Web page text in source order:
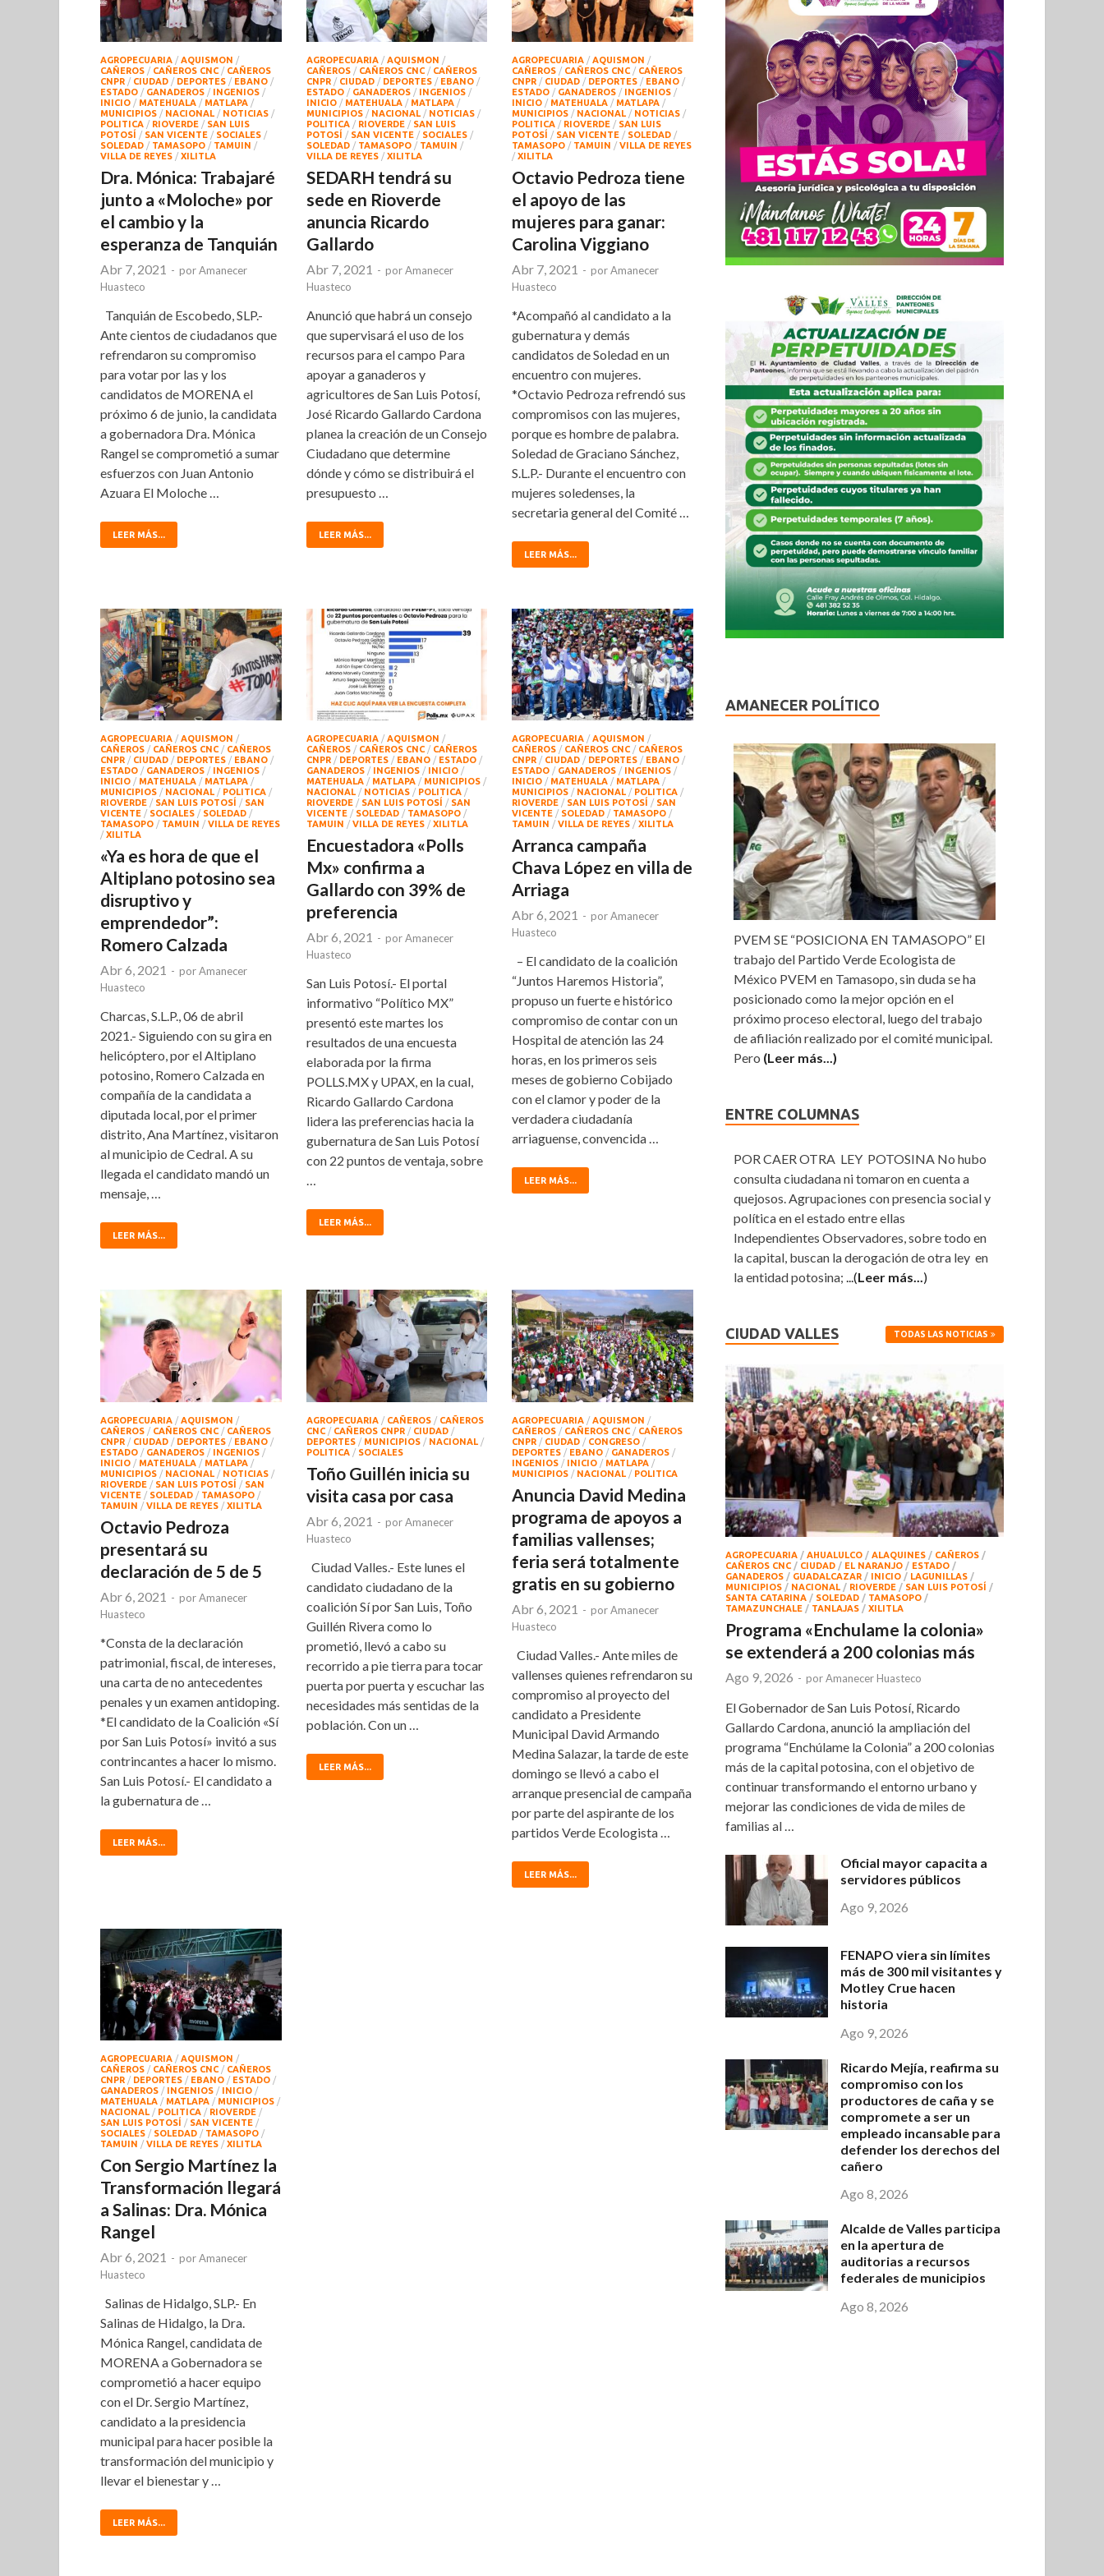
AGROPECUARIA / AQUISMON /
CAÑEROS / CAÑEROS CNC / CAÑEROS
CNPR / CIUDAD / DEPORTES / EBANO /
ESTADO / GANADEROS / INGENIOS /
INICIO / MATEHUALA / MATLAPA /
MUNICIPIOS / NACIONAL / NOTICIAS /
POLITICA / RIOVERDE / SAN LUIS
POTOSÍ / SAN VICENTE / SOCIALES /
SOLEDAD / TAMASOPO / TAMUIN /
VILLA DE REYES / XILITLA
Dra. Mónica: Trabajaré
junto a «Moloche» por
el cambio y la
esperanza de Tanquián
Abr 7, 2021 - porAmanecer
Huasteco
Tanquián de Escobedo, SLP.-
Ante cientos de ciudadanos que
refrendaron su compromiso
para votar por las y los
candidatos de MORENA el
próximo 6 de junio, la candidata
a gobernadora Dra. Mónica
Rangel se comprometió a sumar
esfuerzos con Juan Antonio
Azuara El Moloche …
LEER MÁS...
AGROPECUARIA/ AQUISMON /
CAÑEROS/ CAÑEROS CNC/ CAÑEROS
CNPR/ CIUDAD/ DEPORTES/ EBANO/
ESTADO/ GANADEROS/ INGENIOS/
INICIO/ MATEHUALA/ MATLAPA/
MUNICIPIOS/ NACIONAL/ NOTICIAS/
POLITICA/ RIOVERDE/ SAN LUIS
POTOSÍ / SAN VICENTE/ SOCIALES/
SOLEDAD/ TAMASOPO/ TAMUIN /
VILLA DE REYES/ XILITLA
SEDARH tendrá su
sede en Rioverde
anuncia Ricardo
Gallardo
Abr 7, 2021 - porAmanecer
Huasteco
Anunció que habrá un consejo
que supervisará el uso de los
recursos para el campo Para
apoyar a ganaderos y
agricultores de San Luis Potosí,
José Ricardo Gallardo Cardona
planea la creación de un Consejo
Ciudadano que determine
dónde y cómo se distribuirá el
presupuesto …
LEER MÁS...
AGROPECUARIA /AQUISMON /
CAÑEROS / CAÑEROS CNC / CAÑEROS
CNPR / CIUDAD / DEPORTES / EBANO /
ESTADO / GANADEROS / INGENIOS /
INICIO / MATEHUALA / MATLAPA /
MUNICIPIOS / NACIONAL / NOTICIAS /
POLITICA / RIOVERDE / SAN LUIS
POTOSÍ / SAN VICENTE / SOLEDAD /
TAMASOPO / TAMUIN /VILLA DE REYES
/XILITLA
Octavio Pedroza tiene
el apoyo de las
mujeres para ganar:
Carolina Viggiano
Abr 7, 2021 - porAmanecer
Huasteco
*Acompañó al candidato a la
gubernatura y demás
candidatos de Soledad en un
encuentro con mujeres.
*Octavio Pedroza refrendó sus
compromisos con las mujeres,
porque es hombre de palabra.
Soledad de Graciano Sánchez,
S.L.P.- Durante el encuentro con
mujeres soledenses, la
secretaria general del Comité …
LEER MÁS...
AGROPECUARIA / AQUISMON /
CAÑEROS / CAÑEROS CNC / CAÑEROS
CNPR / CIUDAD / DEPORTES / EBANO /
ESTADO / GANADEROS / INGENIOS /
INICIO / MATEHUALA / MATLAPA /
MUNICIPIOS / NACIONAL / POLITICA /
RIOVERDE / SAN LUIS POTOSÍ / SAN
VICENTE / SOCIALES / SOLEDAD /
TAMASOPO / TAMUIN / VILLA DE REYES
/ XILITLA
«Ya es hora de que el
Altiplano potosino sea
disruptivo y
emprendedor”:
Romero Calzada
Abr 6, 2021 - porAmanecer
Huasteco
Charcas, S.L.P., 06 de abril
2021.- Siguiendo con su gira en
helicóptero, por el Altiplano
potosino, Romero Calzada en
compañía de la candidata a
diputada local, por el primer
distrito, Ana Martínez, visitaron
al municipio de Cedral. A su
llegada el candidato mandó un
mensaje, …
LEER MÁS...
AGROPECUARIA/ AQUISMON /
CAÑEROS/ CAÑEROS CNC/ CAÑEROS
CNPR/ DEPORTES/ EBANO/ ESTADO/
GANADEROS/ INGENIOS/ INICIO/
MATEHUALA/ MATLAPA/ MUNICIPIOS/
NACIONAL/ NOTICIAS/ POLITICA/
RIOVERDE/ SAN LUIS POTOSÍ / SAN
VICENTE/ SOLEDAD/ TAMASOPO/
TAMUIN / VILLA DE REYES/ XILITLA
Encuestadora «Polls
Mx» confirma a
Gallardo con 39% de
preferencia
Abr 6, 2021 - porAmanecer
Huasteco
San Luis Potosí.- El portal
informativo “Político MX”
presentó este martes los
resultados de una encuesta
elaborada por la firma
POLLS.MX y UPAX, en la cual,
Ricardo Gallardo Cardona
lidera las preferencias hacia la
gubernatura de San Luis Potosí
con 22 puntos de ventaja, sobre
…
LEER MÁS...
AGROPECUARIA /AQUISMON /
CAÑEROS / CAÑEROS CNC / CAÑEROS
CNPR / CIUDAD / DEPORTES / EBANO /
ESTADO / GANADEROS / INGENIOS /
INICIO / MATEHUALA / MATLAPA /
MUNICIPIOS / NACIONAL / POLITICA /
RIOVERDE / SAN LUIS POTOSÍ / SAN
VICENTE / SOLEDAD / TAMASOPO /
TAMUIN /VILLA DE REYES /XILITLA
Arranca campaña
Chava López en villa de
Arriaga
Abr 6, 2021 - porAmanecer
Huasteco
– El candidato de la coalición
“Juntos Haremos Historia”,
propuso un fuerte e histórico
compromiso de contar con un
Hospital de atención las 24
horas, en los primeros seis
meses de gobierno Cobijado
con el clamor y poder de la
verdadera ciudadanía
arriaguense, convencida …
LEER MÁS...
AGROPECUARIA / AQUISMON /
CAÑEROS / CAÑEROS CNC / CAÑEROS
CNPR / CIUDAD / DEPORTES / EBANO /
ESTADO / GANADEROS / INGENIOS /
INICIO / MATEHUALA / MATLAPA /
MUNICIPIOS / NACIONAL / NOTICIAS /
RIOVERDE / SAN LUIS POTOSÍ / SAN
VICENTE / SOLEDAD / TAMASOPO /
TAMUIN / VILLA DE REYES / XILITLA
Octavio Pedroza
presentará su
declaración de 5 de 5
Abr 6, 2021 - porAmanecer
Huasteco
*Consta de la declaración
patrimonial, fiscal, de intereses,
una carta de no antecedentes
penales y un examen antidoping.
*El candidato de la Coalición «Sí
por San Luis Potosí» invitó a sus
contrincantes a hacer lo mismo.
San Luis Potosí.- El candidato a
la gubernatura de …
LEER MÁS...
AGROPECUARIA/ CAÑEROS/ CAÑEROS
CNC/ CAÑEROS CNPR/ CIUDAD/
DEPORTES/ MUNICIPIOS/ NACIONAL/
POLITICA/ SOCIALES
Toño Guillén inicia su
visita casa por casa
Abr 6, 2021 - porAmanecer
Huasteco
Ciudad Valles.- Este lunes el
candidato ciudadano de la
coalición Sí por San Luis, Toño
Guillén Rivera como lo
prometió, llevó a cabo su
recorrido a pie tierra para tocar
puerta por puerta y escuchar las
necesidades más sentidas de la
población. Con un …
LEER MÁS...
AGROPECUARIA /AQUISMON /
CAÑEROS / CAÑEROS CNC / CAÑEROS
CNPR / CIUDAD / CONGRESO /
DEPORTES / EBANO / GANADEROS /
INGENIOS / INICIO / MATLAPA /
MUNICIPIOS / NACIONAL / POLITICA
Anuncia David Medina
programa de apoyos a
familias vallenses;
feria será totalmente
gratis en su gobierno
Abr 6, 2021 - porAmanecer
Huasteco
Ciudad Valles.- Ante miles de
vallenses quienes refrendaron su
compromiso al proyecto del
candidato a Presidente
Municipal David Armando
Medina Salazar, la tarde de este
domingo se llevó a cabo el
arranque presencial de campaña
por parte del aspirante de los
partidos Verde Ecologista …
LEER MÁS...
AGROPECUARIA / AQUISMON /
CAÑEROS / CAÑEROS CNC / CAÑEROS
CNPR / DEPORTES / EBANO / ESTADO /
GANADEROS / INGENIOS / INICIO /
MATEHUALA / MATLAPA / MUNICIPIOS /
NACIONAL / POLITICA / RIOVERDE /
SAN LUIS POTOSÍ / SAN VICENTE /
SOCIALES / SOLEDAD / TAMASOPO /
TAMUIN / VILLA DE REYES / XILITLA
Con Sergio Martínez la
Transformación llegará
a Salinas: Dra. Mónica
Rangel
Abr 6, 2021 - porAmanecer
Huasteco
Salinas de Hidalgo, SLP.- En
Salinas de Hidalgo, la Dra.
Mónica Rangel, candidata de
MORENA a Gobernadora se
comprometió a hacer equipo
con el Dr. Sergio Martínez,
candidato a la presidencia
municipal para hacer posible la
transformación del municipio y
llevar el bienestar y …
LEER MÁS...
AMANECER POLÍTICO
PVEM SE “POSICIONA EN TAMASOPO” El
trabajo del Partido Verde Ecologista de
México PVEM en Tamasopo, sin duda se ha
posicionado como la mejor opción en el
próximo proceso electoral, luego del trabajo
de afiliación realizado por el comité municipal.
Pero (Leer más...)
ENTRE COLUMNAS
POR CAER OTRA LEY POTOSINA No hubo
consulta ciudadana ni tomaron en cuenta a
quejosos. Agrupaciones con presencia social y
política en el estado entre ellas
Independientes Observadores, sobre todo en
la capital, buscan la derogación de otra ley en
la entidad potosina;...(Leer más...)
CIUDAD VALLES TODAS LAS NOTICIAS
AGROPECUARIA /AHUALULCO /ALAQUINES / CAÑEROS /
CAÑEROS CNC / CIUDAD / EL NARANJO / ESTADO /
GANADEROS / GUADALCAZAR / INICIO / LAGUNILLAS /
MUNICIPIOS / NACIONAL / RIOVERDE / SAN LUIS POTOSÍ /
SANTA CATARINA / SOLEDAD / TAMASOPO /
TAMAZUNCHALE / TANLAJAS /XILITLA
Programa «Enchulame la colonia»
se extenderá a 200 colonias más
Ago 9, 2026 - porAmanecer Huasteco
El Gobernador de San Luis Potosí, Ricardo
Gallardo Cardona, anunció la ampliación del
programa “Enchúlame la Colonia” a 200 colonias
más de la capital potosina, con el objetivo de
continuar transformando el entorno urbano y
mejorar las condiciones de vida de miles de
familias al …
Oficial mayor capacita a
servidores públicos
Ago 9, 2026
FENAPO viera sin límites
más de 300 mil visitantes y
Motley Crue hacen
historia
Ago 9, 2026
Ricardo Mejía, reafirma su
compromiso con los
productores de caña y se
compromete a ser un
empleado incansable para
defender los derechos del
cañero
Ago 8, 2026
Alcalde de Valles participa
en la apertura de
auditorias a recursos
federales de municipios
Ago 8, 2026